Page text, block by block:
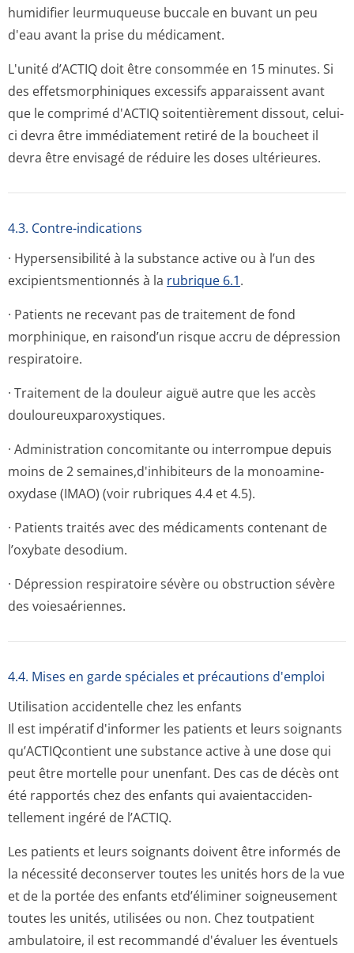
humidifier leurmuqueuse buccale en buvant un peu
d'eau avant la prise du médicament.
L'unité d’ACTIQ doit être consommée en 15 minutes. Si
des effetsmorphiniques excessifs apparaissent avant
que le comprimé d'ACTIQ soitentièrement dissout, celui-
ci devra être immédiatement retiré de la boucheet il
devra être envisagé de réduire les doses ultérieures.
4.3. Contre-indications
· Hypersensibilité à la substance active ou à l’un des
excipientsmen­tionnés à la rubrique 6.1.
· Patients ne recevant pas de traitement de fond
morphinique, en raisond’un risque accru de dépression
respiratoire.
· Traitement de la douleur aiguë autre que les accès
douloureuxparo­xystiques.
· Administration concomitante ou interrompue depuis
moins de 2 semaines,d'in­hibiteurs de la monoamine-
oxydase (IMAO) (voir rubriques 4.4 et 4.5).
· Patients traités avec des médicaments contenant de
l’oxybate desodium.
· Dépression respiratoire sévère ou obstruction sévère
des voiesaériennes.
4.4. Mises en garde spéciales et précautions d'emploi
Utilisation accidentelle chez les enfants
Il est impératif d'informer les patients et leurs soignants
qu’ACTIQcontient une substance active à une dose qui
peut être mortelle pour unenfant. Des cas de décès ont
été rapportés chez des enfants qui avaientacciden­
tellement ingéré de l’ACTIQ.
Les patients et leurs soignants doivent être informés de
la nécessité deconserver toutes les unités hors de la vue
et de la portée des enfants etd’éliminer soigneusement
toutes les unités, utilisées ou non. Chez toutpatient
ambulatoire, il est recommandé d'évaluer les éventuels